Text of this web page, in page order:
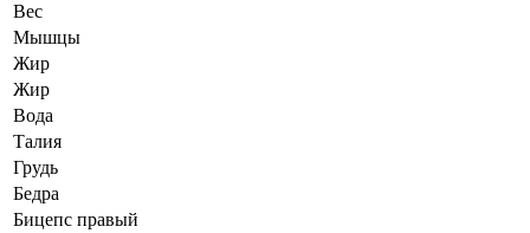
Вес
Мышцы
Жир
Жир
Вода
Талия
Грудь
Бедра
Бицепс правый